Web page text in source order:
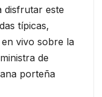
disfrutar este
típicas,
vivo sobre la
de
porteña